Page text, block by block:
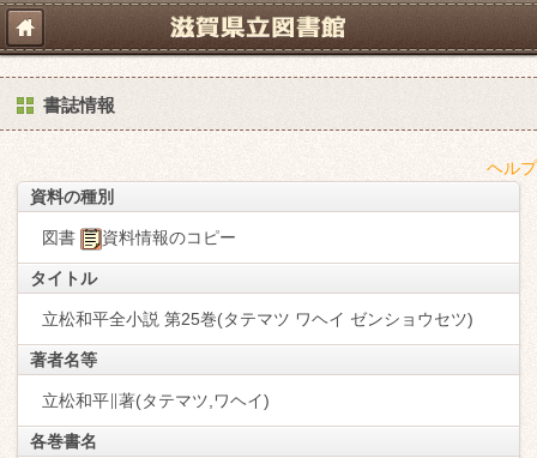
書誌情報
ヘルプ
資料の種別
図書 資料情報のコピー
タイトル
立松和平全小説 第25巻(タテマツ ワヘイ ゼンショウセツ)
著者名等
立松和平∥著(タテマツ,ワヘイ)
各巻書名